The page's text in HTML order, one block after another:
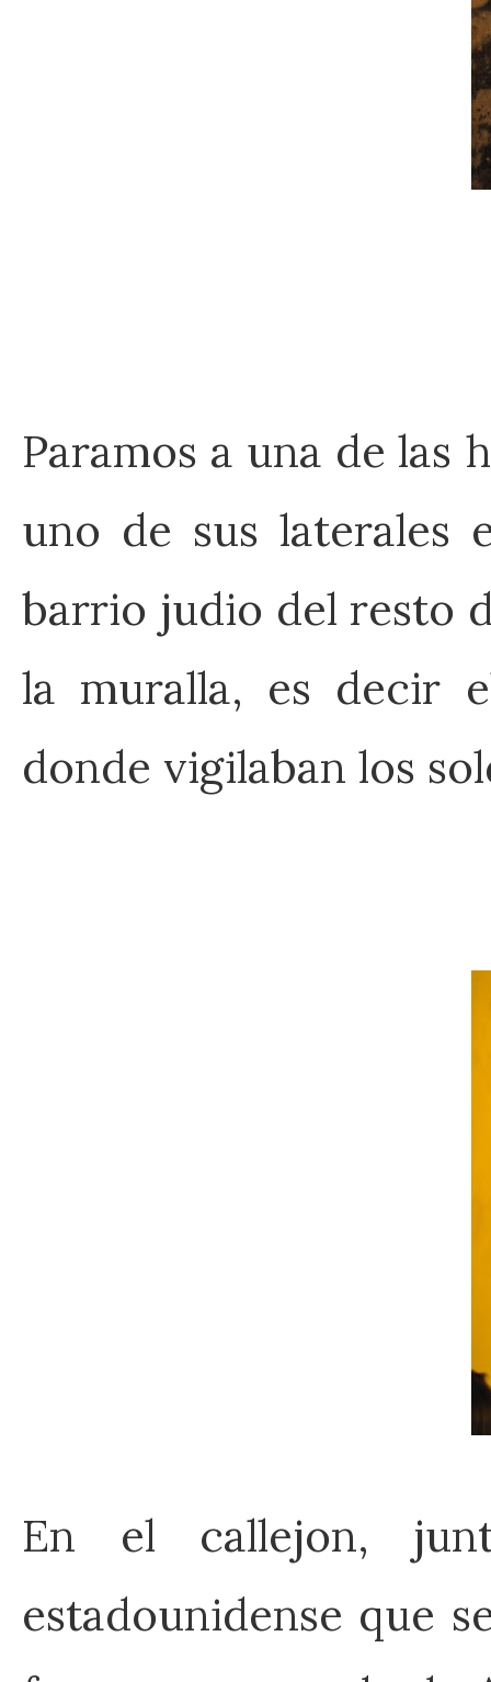
Paramos a una de las
uno de sus laterales
barrio judio del resto
la muralla, es decir
donde vigilaban los
En el callejon,
estadounidense que